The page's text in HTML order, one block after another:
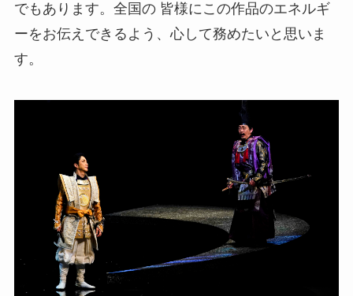
でもあります。全国の 皆様にこの作品のエネルギ
ーをお伝えできるよう、心して務めたいと思いま
す。